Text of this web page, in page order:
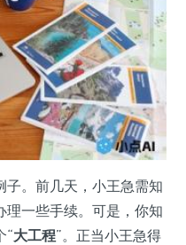
子。前几天，小王急需知
理一些手续。可是，你知
“大工程”。正当小王急得